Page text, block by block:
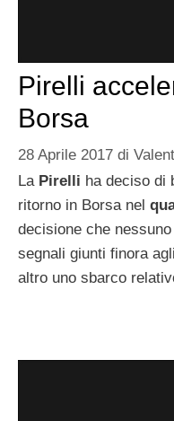
Pirelli
Borsa
28 Aprile 2017 di
La Pirelli ha deciso di
ritorno in Borsa nel
decisione che
segnali giunti finora agli
altro uno sbarco